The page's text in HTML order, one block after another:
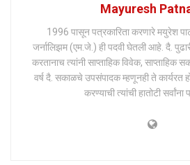
Mayuresh
1996 पासून पत्रकारिता करणारे मयुरेश
जर्नालिझम (एम.जे.) ही पदवी घेतली आहे. दै.
करतानाच त्यांनी साप्ताहिक विवेक, साप्ताहिक
वर्ष दै. सकाळचे उपसंपादक म्हणूनही ते कार्यरत
करण्याची त्यांची हातोटी